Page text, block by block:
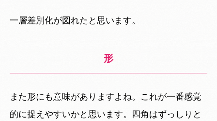
一層差別化が図れたと思います。
形
また形にも意味がありますよね。これが一番感覚
的に捉えやすいかと思います。四角はずっしりと